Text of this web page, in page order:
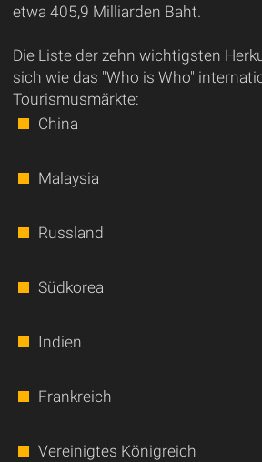
etwa 405,9 Milliarden Baht.
Die Liste der zehn wichtigsten
sich wie das "Who is Who"
Tourismusmärkte:
China
Malaysia
Russland
Südkorea
Indien
Frankreich
Vereinigtes Königreich